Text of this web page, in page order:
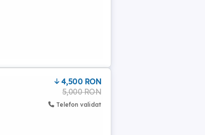
4,500 RON
5,000 RON
Telefon validat